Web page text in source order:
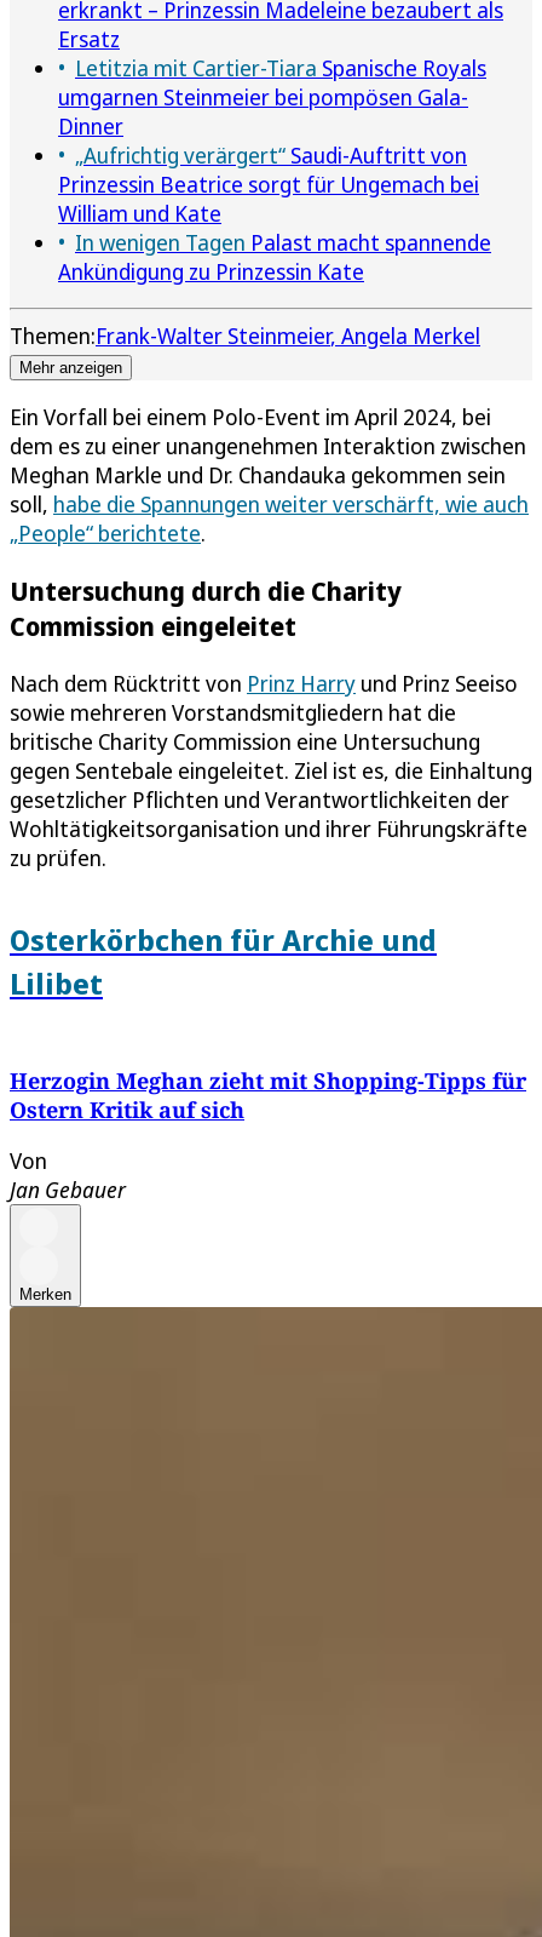
erkrankt – Prinzessin Madeleine bezaubert als
Ersatz
Letitzia mit Cartier-Tiara Spanische Royals
umgarnen Steinmeier bei pompösen Gala-
Dinner
„Aufrichtig verärgert“ Saudi-Auftritt von
Prinzessin Beatrice sorgt für Ungemach bei
William und Kate
In wenigen Tagen Palast macht spannende
Ankündigung zu Prinzessin Kate
Themen:Frank-Walter Steinmeier Angela Merkel
Mehr anzeigen
Ein Vorfall bei einem Polo-Event im April 2024, bei
dem es zu einer unangenehmen Interaktion zwischen
Meghan Markle und Dr. Chandauka gekommen sein
soll, habe die Spannungen weiter verschärft, wie auch
„People“ berichtete.
Untersuchung durch die Charity
Commission eingeleitet
Nach dem Rücktritt von Prinz Harry und Prinz Seeiso
sowie mehreren Vorstandsmitgliedern hat die
britische Charity Commission eine Untersuchung
gegen Sentebale eingeleitet. Ziel ist es, die Einhaltung
gesetzlicher Pflichten und Verantwortlichkeiten der
Wohltätigkeitsorganisation und ihrer Führungskräfte
zu prüfen.
Osterkörbchen für Archie und
Lilibet
Herzogin Meghan zieht mit Shopping-Tipps für
Ostern Kritik auf sich
Von
Jan Gebauer
Merken